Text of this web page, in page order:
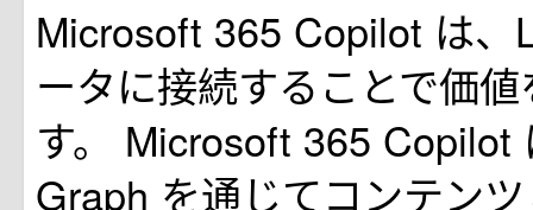
Microsoft 365 Copilot は、
ータに接続することで価
す。 Microsoft 365 Copilot
Graph を通じてコンテン